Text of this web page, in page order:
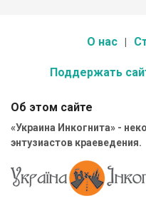
О нас
Поддержать
Об этом сайте
«Украина Инкогнита» -
энтузиастов краеведения.